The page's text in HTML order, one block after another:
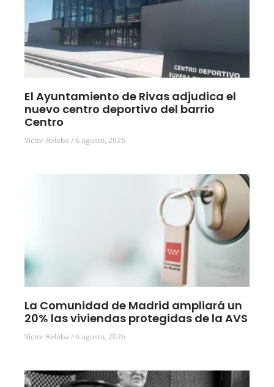
El Ayuntamiento de Rivas adjudica el
nuevo centro deportivo del barrio
Centro
Víctor Reloba 6 agosto, 2026
La Comunidad de Madrid ampliará un
20% las viviendas protegidas de la AVS
Víctor Reloba 6 agosto, 2026